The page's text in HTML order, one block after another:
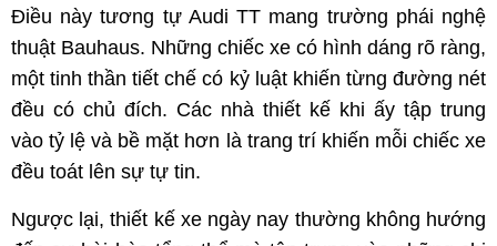
Điều này tương tự Audi TT mang trường phái nghệ
thuật Bauhaus. Những chiếc xe có hình dáng rõ ràng,
một tinh thần tiết chế có kỷ luật khiến từng đường nét
đều có chủ đích. Các nhà thiết kế khi ấy tập trung
vào tỷ lệ và bề mặt hơn là trang trí khiến mỗi chiếc xe
đều toát lên sự tự tin.
Ngược lại, thiết kế xe ngày nay thường không hướng